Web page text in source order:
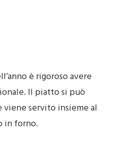
è rigoroso avere
Il piatto si può
servito insieme al
in forno.